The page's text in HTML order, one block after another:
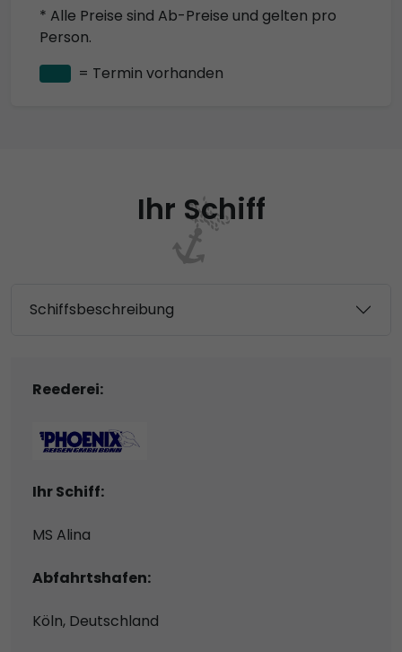
* Alle Preise sind Ab-Preise und gelten pro
Person.
= Termin vorhanden
Ihr Schiff
Schiffsbeschreibung
Reederei:
Ihr Schiff:
MS Alina
Abfahrtshafen:
Köln, Deutschland